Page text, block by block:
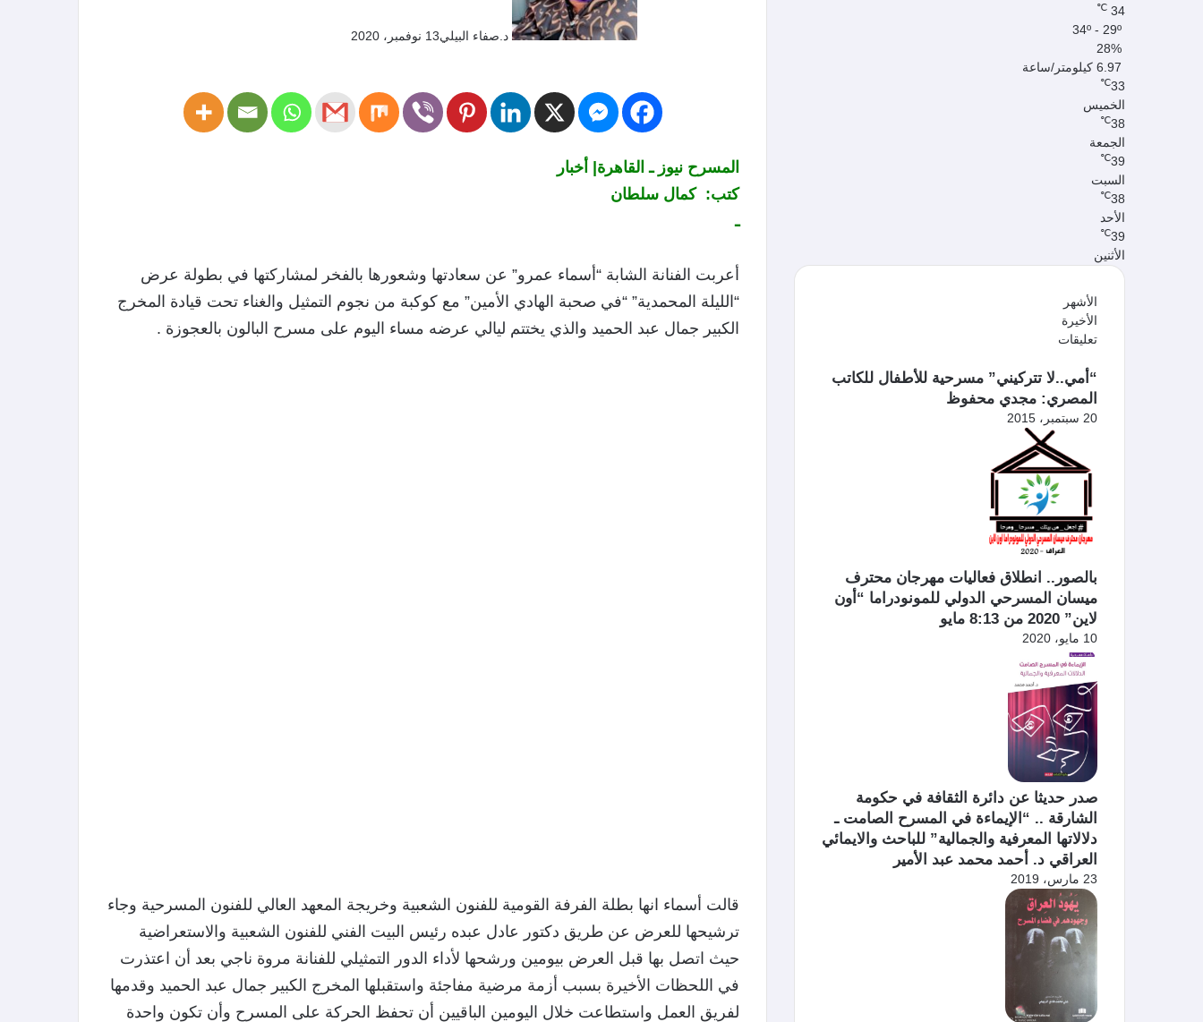
د.صفاء البيلي13 نوفمبر، 2020
المسرح نيوز ـ القاهرة| أخبار
كتب: كمال سلطان
ـ
أعربت الفنانة الشابة “أسماء عمرو” عن سعادتها وشعورها بالفخر لمشاركتها في بطولة عرض
“الليلة المحمدية” “في صحبة الهادي الأمين” مع كوكبة من نجوم التمثيل والغناء تحت قيادة المخرج
الكبير جمال عبد الحميد والذي يختتم ليالي عرضه مساء اليوم على مسرح البالون بالعجوزة .
قالت أسماء انها بطلة الفرفة القومية للفنون الشعبية وخريجة المعهد العالي للفنون المسرحية وجاء
ترشيحها للعرض عن طريق دكتور عادل عبده رئيس البيت الفني للفنون الشعبية والاستعراضية
حيث اتصل بها قبل العرض بيومين ورشحها لأداء الدور التمثيلي للفنانة مروة ناجي بعد أن اعتذرت
في اللحظات الأخيرة بسبب أزمة مرضية مفاجئة واستقبلها المخرج الكبير جمال عبد الحميد وقدمها
لفريق العمل واستطاعت خلال اليومين الباقيين أن تحفظ الحركة على المسرح وأن تكون واحدة
34
℃
34º - 29º
28%
6.97 كيلومتر/ساعة
33
℃
الخميس
38
℃
الجمعة
39
℃
السبت
38
℃
الأحد
39
℃
الأثنين
الأشهر
الأخيرة
تعليقات
“أمي..لا تتركيني” مسرحية للأطفال للكاتب
المصري: مجدي محفوظ
20 سبتمبر، 2015
بالصور.. انطلاق فعاليات مهرجان محترف
ميسان المسرحي الدولي للمونودراما “أون
لاين” 2020 من 8:13 مايو
10 مايو، 2020
صدر حديثا عن دائرة الثقافة في حكومة
الشارقة .. “الإيماءة في المسرح الصامت ـ
دلالاتها المعرفية والجمالية” للباحث والايمائي
العراقي د. أحمد محمد عبد الأمير
23 مارس، 2019